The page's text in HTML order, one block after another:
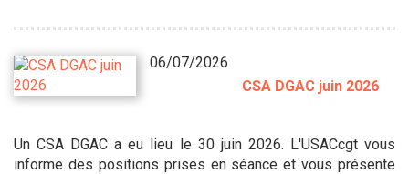
06/07/2026
CSA DGAC juin 2026
Un CSA DGAC a eu lieu le 30 juin 2026. L'USACcgt vous
informe des positions prises en séance et vous présente